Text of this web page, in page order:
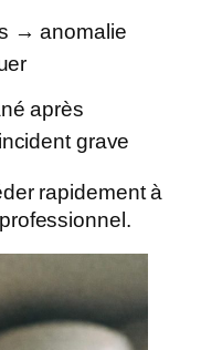
→ anomalie
après
grave
rapidement à